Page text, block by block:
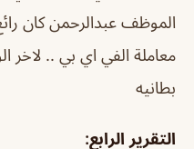
الموظف عبدالرحمن كان
معاملة الفي اي بي .. لاخر
بطانيه
التقرير الرابع: